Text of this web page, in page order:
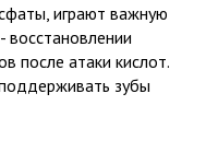
играют важную
восстановлении
после атаки кислот.
зубы